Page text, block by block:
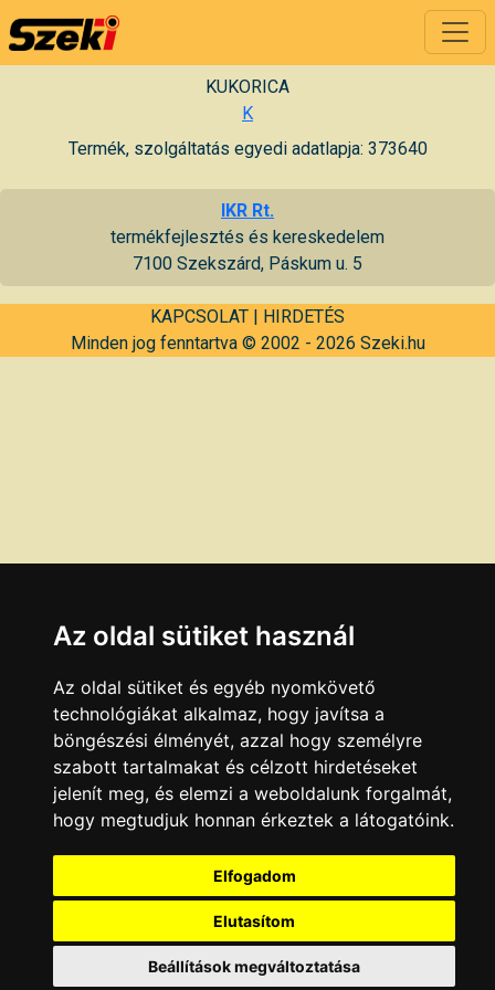
KUKORICA
K
Termék, szolgáltatás egyedi adatlapja: 373640
IKR Rt.
termékfejlesztés és kereskedelem
7100 Szekszárd, Páskum u. 5
KAPCSOLAT | HIRDETÉS
Minden jog fenntartva © 2002 - 2026 Szeki.hu
Az oldal sütiket használ
Az oldal sütiket és egyéb nyomkövető
technológiákat alkalmaz, hogy javítsa a
böngészési élményét, azzal hogy személyre
szabott tartalmakat és célzott hirdetéseket
jelenít meg, és elemzi a weboldalunk forgalmát,
hogy megtudjuk honnan érkeztek a látogatóink.
Elfogadom
Elutasítom
Beállítások megváltoztatása